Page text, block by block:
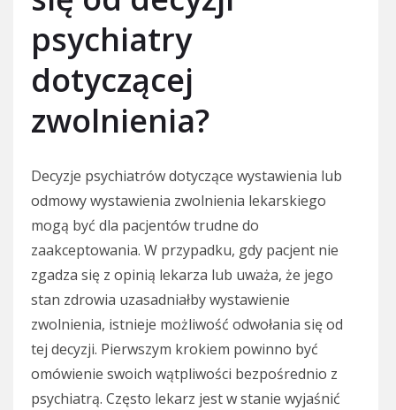
psychiatry
dotyczącej
zwolnienia?
Decyzje psychiatrów dotyczące wystawienia lub
odmowy wystawienia zwolnienia lekarskiego
mogą być dla pacjentów trudne do
zaakceptowania. W przypadku, gdy pacjent nie
zgadza się z opinią lekarza lub uważa, że jego
stan zdrowia uzasadniałby wystawienie
zwolnienia, istnieje możliwość odwołania się od
tej decyzji. Pierwszym krokiem powinno być
omówienie swoich wątpliwości bezpośrednio z
psychiatrą. Często lekarz jest w stanie wyjaśnić